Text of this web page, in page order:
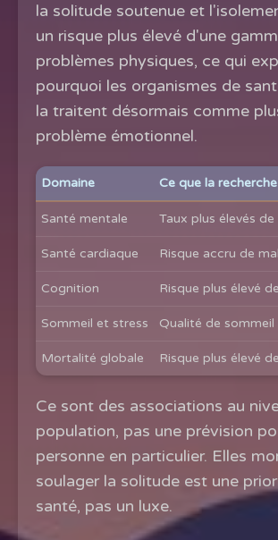
la solitude soutenue et
un risque plus élevé d'une
problèmes physiques, ce qui
pourquoi les organismes de
la traitent désormais comme
problème émotionnel.
Domaine Ce que la
Santé mentale Taux plus élevés
Santé cardiaque Risque accru de
Cognition Risque plus élevé
Sommeil et stress Qualité de
Mortalité globale Risque plus élevé
Ce sont des associations au
population, pas une prévision
personne en particulier. Elles
soulager la solitude est une
santé, pas un luxe.